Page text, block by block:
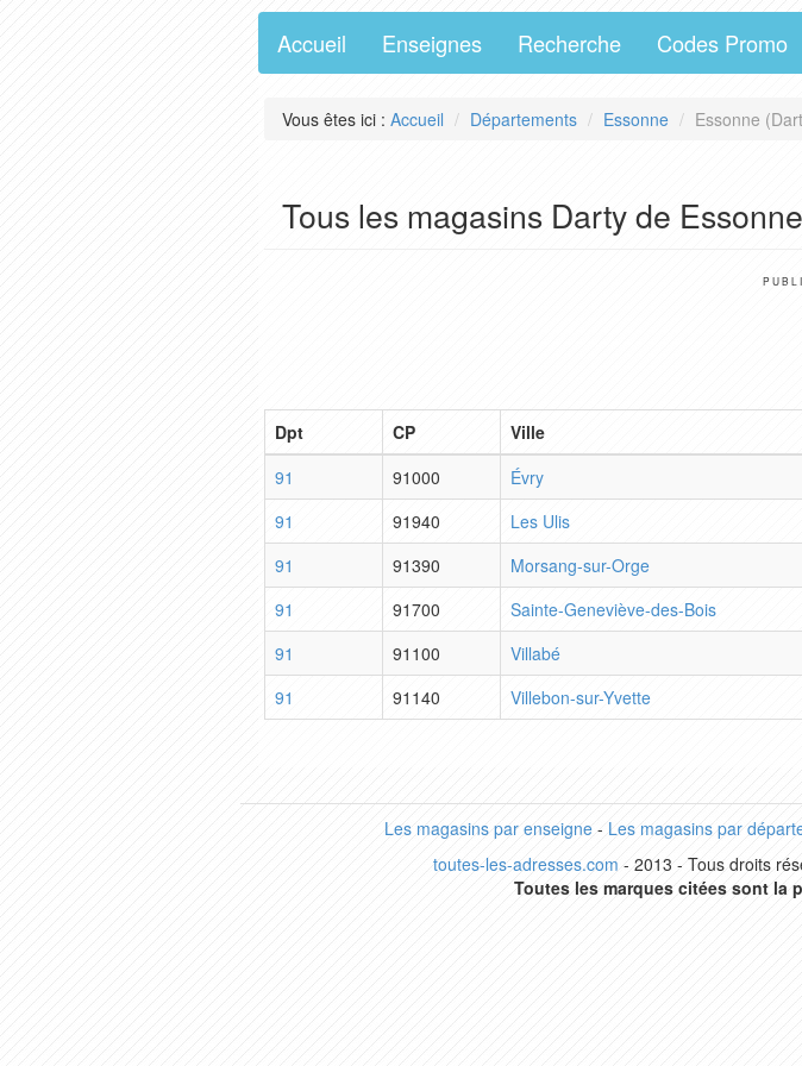
Accueil Enseignes Recherche Codes Promo
Vous êtes ici : Accueil Départements Essonne Essonne
Tous les magasins Darty de Essonne
Dpt CP Ville
91
91000 Évry
91
91940 Les Ulis
91
91390 Morsang-sur-Orge
91
91700 Sainte-Geneviève-des-Bois
91
91100 Villabé
91
91140 Villebon-sur-Yvette
Les magasins par enseigne- Les magasins par
toutes-les-adresses.com - 2013 - Tous droits
Toutes les marques citées sont la